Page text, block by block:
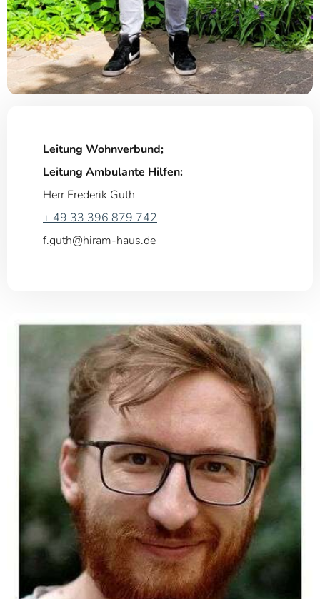
Leitung Wohnverbund;
Leitung Ambulante Hilfen:
Herr Frederik Guth
+ 49 33 396 879 742
f.guth@hiram-haus.de